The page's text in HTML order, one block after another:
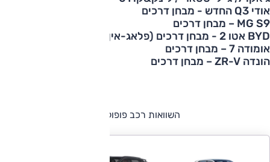
מופעל כעת אודי Q3 החדש - מבחן דרכים מופעל כעת MG S9 – מבחן דרכים מופעל כעת BYD אטו 2 - מבחן דרכים (פלאג-אין) מופעל כעת אומודה 7 – מבחן דרכים
הונדה ZR-V – מבחן דרכים
השוואות רכב פופולריות